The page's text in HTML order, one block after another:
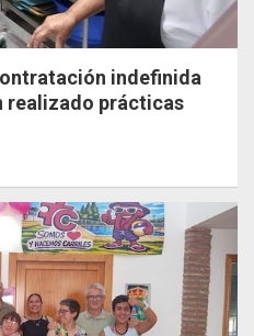
indefinida
realizado prácticas